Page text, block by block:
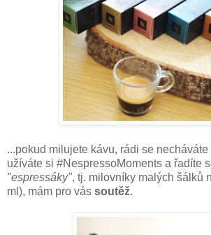
...pokud milujete kávu, rádi se necháváte
užíváte si #NespressoMoments a řadíte
"espressáky", tj. milovníky malých šálků
ml), mám pro vás soutěž.